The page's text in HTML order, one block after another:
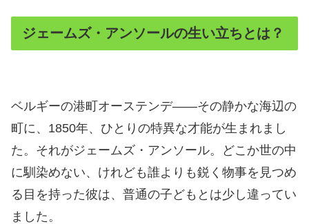
ジェームズ・アンソールの生い立ちとは？
ベルギーの港町オーステンデ――その静かな海辺の
町に、1850年、ひとりの特異な才能が生まれまし
た。それがジェームズ・アンソール。どこか世の中
に馴染めない、けれども誰よりも鋭く物事を見つめ
る目を持った彼は、普通の子どもとは少し違ってい
ました。